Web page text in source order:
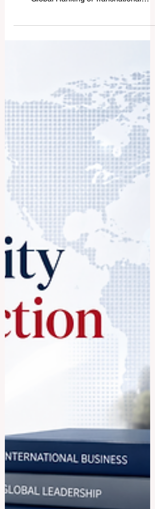
Internationale Universität SIU wurde im
Schweiz gelistet. Gleichzeitig erreicht sie
im weltweiten Vergleich den 3. Platz.
Dieses Ergebnis unterstreicht die
wachsende internationale Rolle der SIU
im Bereich der transnationalen und
grenzüberschreitenden Hochs